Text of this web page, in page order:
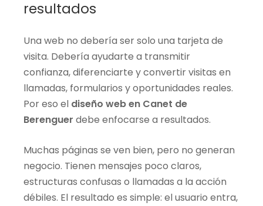
resultados
Una web no debería ser solo una tarjeta de
visita. Debería ayudarte a transmitir
confianza, diferenciarte y convertir visitas en
llamadas, formularios y oportunidades reales.
Por eso el diseño web en Canet de
Berenguer debe enfocarse a resultados.
Muchas páginas se ven bien, pero no generan
negocio. Tienen mensajes poco claros,
estructuras confusas o llamadas a la acción
débiles. El resultado es simple: el usuario entra,